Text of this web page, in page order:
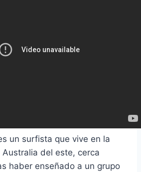
un surfista que vive en la
del este, cerca
haber enseñado a un grupo